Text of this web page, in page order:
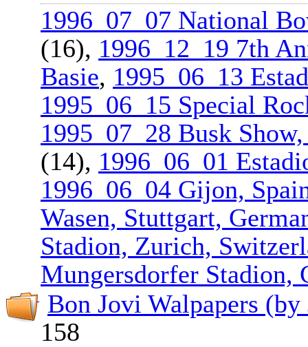
1996_07_07 National
(16), 1996_12_19 7th
Basie, 1995_06_13
1995_06_15 Special
1995_07_28 Busk
(14), 1996_06_01
1996_06_04 Gijon,
Wasen, Stuttgart,
Stadion, Zurich,
Mungersdorf­er Stadion,
Bon Jovi Walpapers (by
158